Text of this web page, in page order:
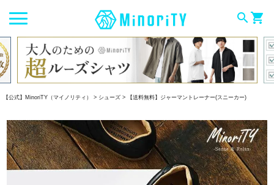
searchshopping_cart
【公式】MinoriTY（マイノリティ） シューズ 【送料無料】ジャーマントレーナー(スニーカー)